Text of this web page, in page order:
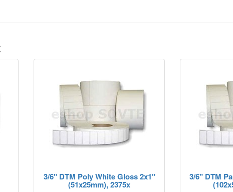
3/6" DTM Poly White Gloss 2x1"
(51x25mm), 2375x
3/6" DTM